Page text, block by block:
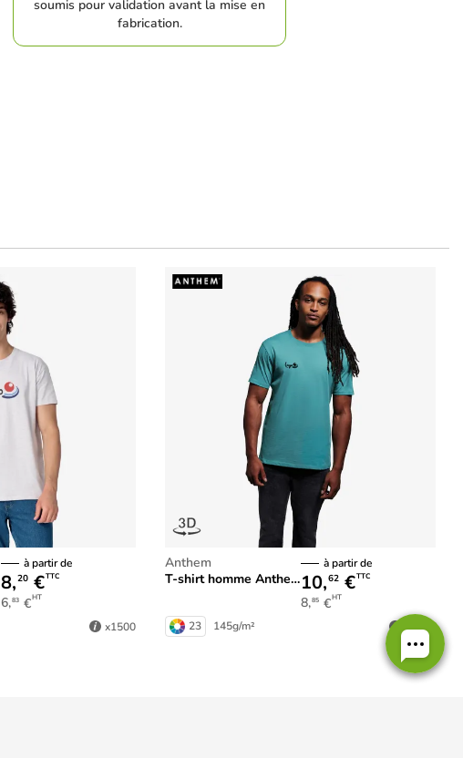
soumis pour validation avant la mise en
fabrication.
à partir de
6,83 €HT
8,20 €TTC
x1500
Anthem
T-shirt homme Anthem
à partir de
8,85 €HT
10,62 €TTC
23 145g/m² x1500